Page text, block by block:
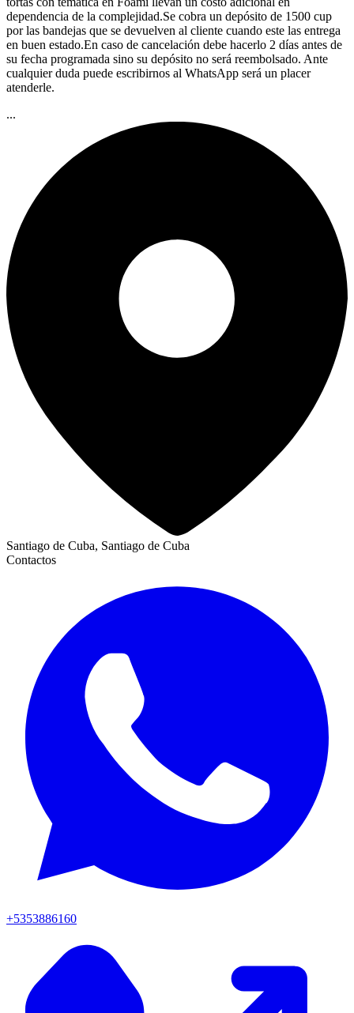
dependencia de la complejidad.Se cobra un depósito de 1500 cup
por las bandejas que se devuelven al cliente cuando este las entrega
en buen estado.En caso de cancelación debe hacerlo 2 días antes de
su fecha programada sino su depósito no será reembolsado. Ante
cualquier duda puede escribirnos al WhatsApp será un placer
atenderle.
...
Santiago de Cuba, Santiago de Cuba
Contactos
+5353886160